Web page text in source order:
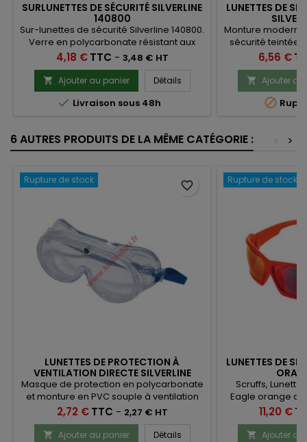
SURLUNETTES DE SÉCURITÉ SILVERLINE
140800
Sur-lunettes de sécurité Silverline 140800.
Verre en polycarbonate résistant aux
éraflures et aux chocs,
Prix
4,18 € TTC - 3,48 € HT
 Ajouter au panier Détails
 Livraison sous 48h
LUNETTES DE
Monture
sécurité teintées
offre une
Prix
6,56 €
 Ajouter au

6 AUTRES PRODUITS DE LA MÊME CATÉGORIE : >
<
Rupture de stock
LUNETTES DE PROTECTION À
VENTILATION DIRECTE SILVERLINE
MSS160
Masque de protection en polycarbonate
et monture en PVC souple à ventilation
directe Silverline MSS160, conformes à la
norme EN166.
Prix
2,72 € TTC - 2,27 € HT
 Ajouter au panier Détails
favorite_border Rupture de stock
LUNETTES DE
Scruffs,
Eagle orange
Prix
11,20 €
 Ajouter au